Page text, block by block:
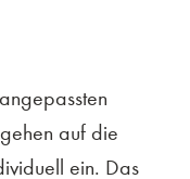
auf die
ein. Das